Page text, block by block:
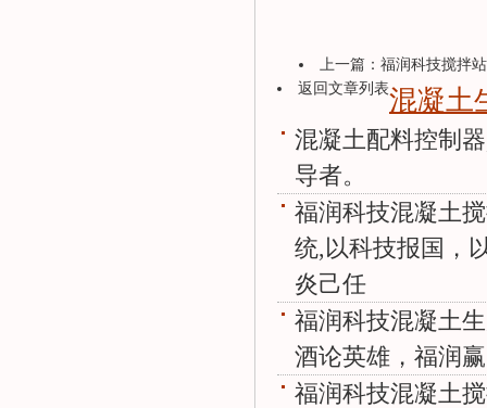
上一篇： 福润科技搅拌
返回文章列表混凝土
混凝土配料控制
导者。
福润科技混凝土
统,以科技报国，
炎己任
福润科技混凝土
酒论英雄，福润
福润科技混凝土